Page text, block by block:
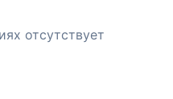
отсутствует